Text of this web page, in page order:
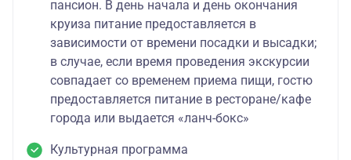
пансион. В день начала и день окончания
круиза питание предоставляется в
зависимости от времени посадки и высадки;
в случае, если время проведения экскурсии
совпадает со временем приема пищи, гостю
предоставляется питание в ресторане/кафе
города или выдается «ланч-бокс»
Культурная программа